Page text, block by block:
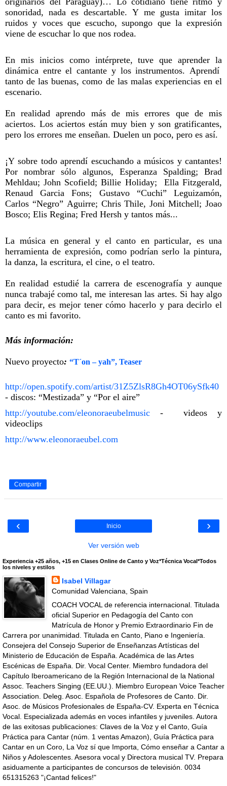
sonoridad, nada es descartable. Y me gusta imitar los
ruidos y voces que escucho, supongo que la expresión
viene de escuchar lo que nos rodea.
En mis inicios como intérprete, tuve que aprender la
dinámica entre el cantante y los instrumentos. Aprendí
tanto de las buenas, como de las malas experiencias en el
escenario.
En realidad aprendo más de mis errores que de mis
aciertos. Los aciertos están muy bien y son gratificantes,
pero los errores me enseñan. Duelen un poco, pero es así.
¡Y sobre todo aprendí escuchando a músicos y cantantes!
Por nombrar sólo algunos, Esperanza Spalding; Brad
Mehldau; John Scofield; Billie Holiday; Ella Fitzgerald,
Renaud Garcia Fons; Gustavo “Cuchi” Leguizamón,
Carlos “Negro” Aguirre; Chris Thile, Joni Mitchell; Joao
Bosco; Elis Regina; Fred Hersh y tantos más...
La música en general y el canto en particular, es una
herramienta de expresión, como podrían serlo la pintura,
la danza, la escritura, el cine, o el teatro.
En realidad estudié la carrera de escenografía y aunque
nunca trabajé como tal, me interesan las artes. Si hay algo
para decir, es mejor tener cómo hacerlo y para decirlo el
canto es mi favorito.
Más información:
Nuevo proyecto: “T´on – yah”, Teaser
http://open.spotify.com/artist/31Z5ZlsR8Gh4OT06ySfk40
- discos: “Mestizada” y “Por el aire”
http://youtube.com/eleonoraeubelmusic - videos y
videoclips
http://www.eleonoraeubel.com
Compartir
‹ ›
Inicio
Ver versión web
Experiencia +25 años, +15 en Clases Online de Canto y Voz*Técnica Vocal*Todos
los niveles y estilos
Isabel Villagar
Comunidad Valenciana, Spain
COACH VOCAL de referencia internacional. Titulada
oficial Superior en Pedagogía del Canto con
Matrícula de Honor y Premio Extraordinario Fin de
Carrera por unanimidad. Titulada en Canto, Piano e Ingeniería.
Consejera del Consejo Superior de Enseñanzas Artísticas del
Ministerio de Educación de España. Académica de las Artes
Escénicas de España. Dir. Vocal Center. Miembro fundadora del
Capítulo Iberoamericano de la Región Internacional de la National
Assoc. Teachers Singing (EE.UU.). Miembro European Voice Teacher
Association. Deleg. Asoc. Española de Profesores de Canto. Dir.
Asoc. de Músicos Profesionales de España-CV. Experta en Técnica
Vocal. Especializada además en voces infantiles y juveniles. Autora
de las exitosas publicaciones: Claves de la Voz y el Canto, Guía
Práctica para Cantar (núm. 1 ventas Amazon), Guía Práctica para
Cantar en un Coro, La Voz sí que Importa, Cómo enseñar a Cantar a
Niños y Adolescentes. Asesora vocal y Directora musical TV. Prepara
asiduamente a participantes de concursos de televisión. 0034
651315263 "¡Cantad felices!"